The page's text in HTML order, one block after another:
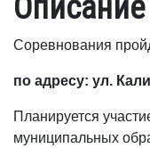
Описание
Соревнования
по адресу: ул.
Планируется
муниципальных